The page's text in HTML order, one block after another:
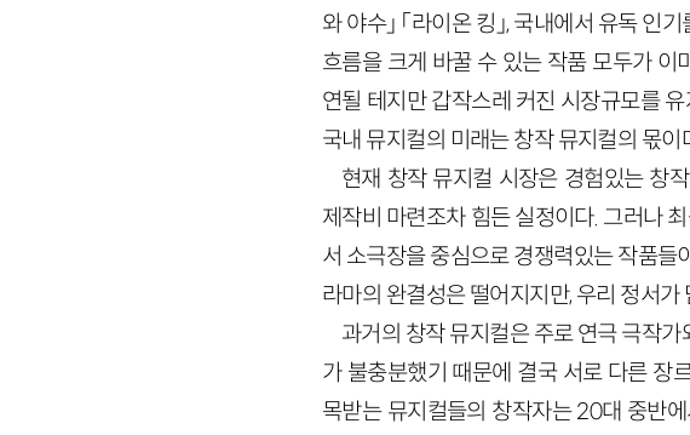
와 야수」 「라이온 킹」, 국내에서 유독 인
흐름을 크게 바꿀 수 있는 작품 모두가
연될 테지만 갑작스레 커진 시장규모를
국내 뮤지컬의 미래는 창작 뮤지컬의 몫이
현재 창작 뮤지컬 시장은 경험있는 창
제작비 마련조차 힘든 실정이다. 그러나
서 소극장을 중심으로 경쟁력있는 작품들
라마의 완결성은 떨어지지만, 우리 정서
과거의 창작 뮤지컬은 주로 연극 극작
가 불충분했기 때문에 결국 서로 다른 장
목받는 뮤지컬들의 창작자는 20대 중반